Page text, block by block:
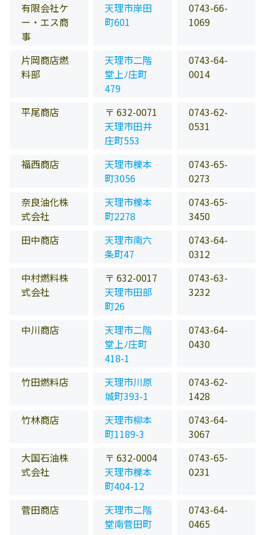
有限会社ケ
ー・エス商
事
天理市岸田
町601
0743-66-
1069
片岡商店燃
料部
天理市二階
堂上ﾉ庄町
479
0743-64-
0014
平尾商店
〒 632-0071
天理市田井
庄町553
0743-62-
0531
福西商店
天理市櫟本
町3056
0743-65-
0273
奈良油化株
式会社
天理市櫟本
町2278
0743-65-
3450
田中商店
天理市南六
条町47
0743-64-
0312
中村燃料株
式会社
〒 632-0017
天理市田部
町26
0743-63-
3232
中川商店
天理市二階
堂上ﾉ庄町
418-1
0743-64-
0430
竹田燃料店
天理市川原
城町393-1
0743-62-
1428
竹林商店
天理市柳本
町1189-3
0743-64-
3067
大国石油株
式会社
〒 632-0004
天理市櫟本
町404-12
0743-65-
0231
菅田商店
天理市二階
堂南菅田町
0743-64-
0465